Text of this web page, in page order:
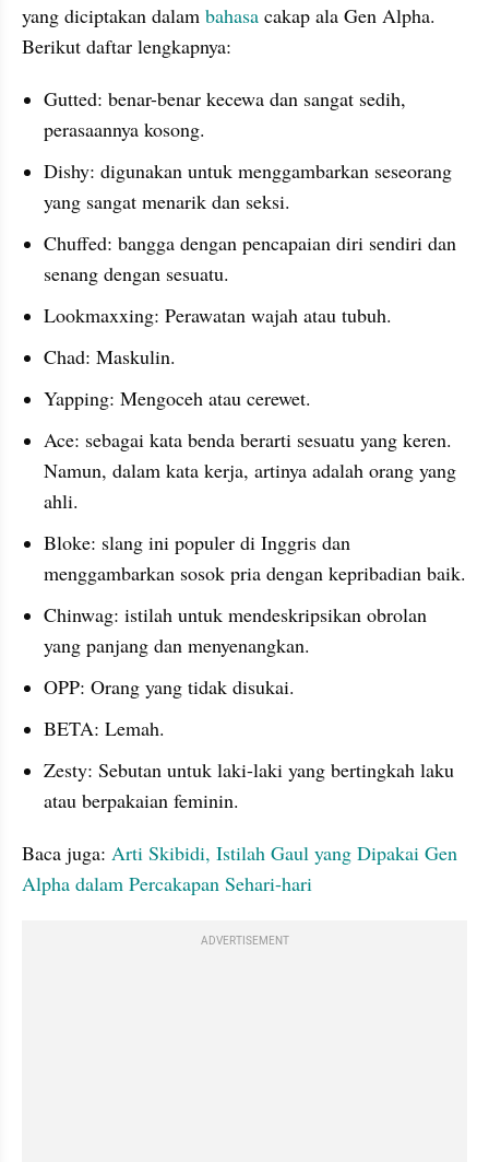
yang diciptakan dalam bahasa cakap ala Gen Alpha.
Berikut daftar lengkapnya:
Gutted: benar-benar kecewa dan sangat sedih,
perasaannya kosong.
Dishy: digunakan untuk menggambarkan seseorang
yang sangat menarik dan seksi.
Chuffed: bangga dengan pencapaian diri sendiri dan
senang dengan sesuatu.
Lookmaxxing: Perawatan wajah atau tubuh.
Chad: Maskulin.
Yapping: Mengoceh atau cerewet.
Ace: sebagai kata benda berarti sesuatu yang keren.
Namun, dalam kata kerja, artinya adalah orang yang
ahli.
Bloke: slang ini populer di Inggris dan
menggambarkan sosok pria dengan kepribadian baik.
Chinwag: istilah untuk mendeskripsikan obrolan
yang panjang dan menyenangkan.
OPP: Orang yang tidak disukai.
BETA: Lemah.
Zesty: Sebutan untuk laki-laki yang bertingkah laku
atau berpakaian feminin.
Baca juga: Arti Skibidi, Istilah Gaul yang Dipakai Gen
Alpha dalam Percakapan Sehari-hari
ADVERTISEMENT